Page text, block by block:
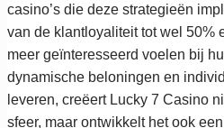
casino’s die deze strategieën
van de klantloyaliteit tot wel 50%
meer geïnteresseerd voelen bij
dynamische beloningen en
leveren, creëert Lucky 7 Casino
sfeer, maar ontwikkelt het ook